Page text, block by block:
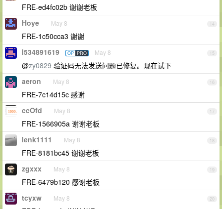
FRE-ed4fc02b 谢谢老板
14
Hoye May 8
FRE-1c50cca3 谢谢
15
l534891619 OP PRO May 8
@zy0829 验证码无法发送问题已修复。现在试下
16
aeron May 8
FRE-7c14d15c 感谢
17
ccOfd May 8
FRE-1566905a 谢谢老板
18
lenk1111 May 8
FRE-8181bc45 谢谢老板
19
zgxxx May 8
FRE-6479b120 感谢老板
20
tcyxw May 8